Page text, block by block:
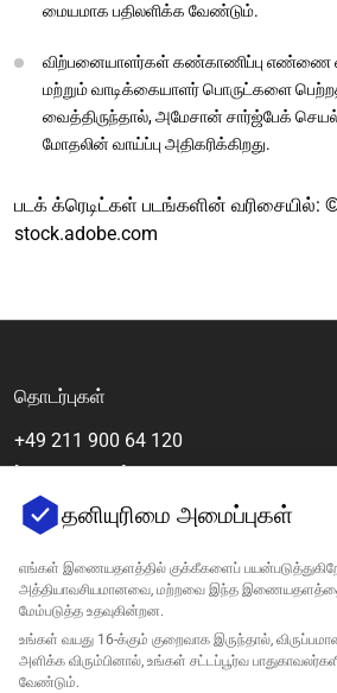
மையமாக பதிலளிக்க வேண்டும்.
விற்பனையாளர்கள் கண்காணிப்பு எண்ணை
மற்றும் வாடிக்கையாளர் பொருட்களை
வைத்திருந்தால், அமேசான் சார்ஜ்பேக்
மோதலின் வாய்ப்பு அதிகரிக்கிறது.
படக் க்ரெடிட்கள் படங்களின் வரிசையில்:
stock.adobe.com
தொடர்புகள்
+49 211 900 64 120
[email protected]
தனியுரிமை அமைப்புகள்
எங்கள் இணையதளத்தில் குக்கீகளைப்
அத்தியாவசியமானவை, மற்றவை இந்த
மேம்படுத்த உதவுகின்றன.
உங்கள் வயது 16-க்கும் குறைவாக இருந்தால்,
அளிக்க விரும்பினால், உங்கள் சட்டப்பூர்வ
வேண்டும்.